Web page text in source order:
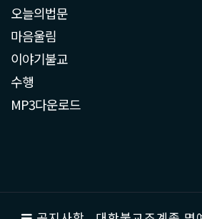
오늘의법문
마음울림
이야기불교
수행
MP3다운로드